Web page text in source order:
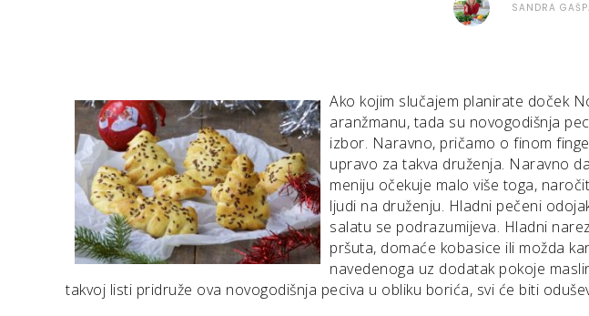
SANDRA
Ako kojim slučajem planirate doček
aranžmanu, tada su novogodišnja
izbor. Naravno, pričamo o finom
upravo za takva druženja. Naravno
meniju očekuje malo više toga,
ljudi na druženju. Hladni pečeni
salatu se podrazumijeva. Hladni
pršuta, domaće kobasice ili možda
navedenoga uz dodatak pokoje
takvoj listi pridruže ova novogodišnja peciva u obliku borića, svi će biti